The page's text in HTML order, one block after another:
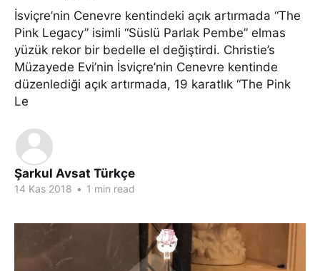
İsviçre’nin Cenevre kentindeki açık artırmada “The
Pink Legacy” isimli “Süslü Parlak Pembe” elmas
yüzük rekor bir bedelle el değiştirdi. Christie’s
Müzayede Evi’nin İsviçre’nin Cenevre kentinde
düzenlediği açık artırmada, 19 karatlık “The Pink
Le
Şarkul Avsat Türkçe
14 Kas 2018 • 1 min read